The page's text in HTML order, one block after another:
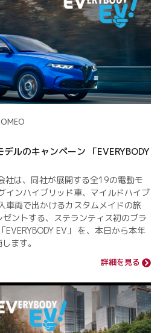
ルのキャンペーン 「EVERYBODY
は、同社が展開する全19の電動モ
インハイブリッド車、マイルドハイブ
車両で出かけるカスタムメイドの旅
ゼントする、ステランティス初のブラ
EVERYBODY EV」 を、本日から本年
ます。
詳細を見る